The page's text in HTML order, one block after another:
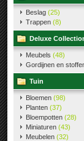
Beslag (25)
Trappen (8)
Deluxe
Meubels (48)
Gordijnen en
Tuin
Bloemen (98)
Planten (37)
Bloempotten (28)
Miniaturen (43)
Meubelen (32)